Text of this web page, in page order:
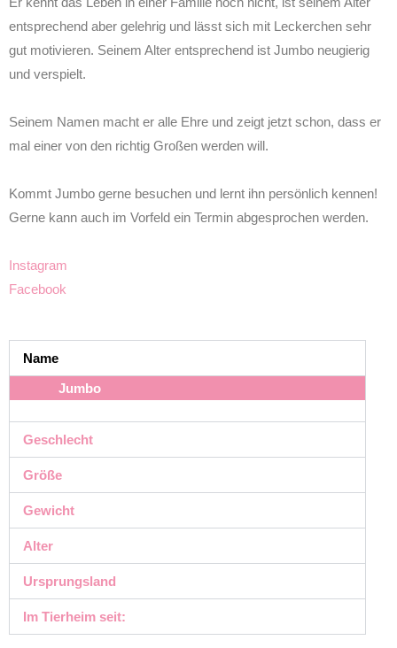
entsprechend aber gelehrig und lässt sich mit Leckerchen sehr
gut motivieren. Seinem Alter entsprechend ist Jumbo neugierig
und verspielt.
Seinem Namen macht er alle Ehre und zeigt jetzt schon, dass er
mal einer von den richtig Großen werden will.
Kommt Jumbo gerne besuchen und lernt ihn persönlich kennen!
Gerne kann auch im Vorfeld ein Termin abgesprochen werden.
Instagram
Facebook
Name
Jumbo
Geschlecht
Größe
Gewicht
Alter
Ursprungsland
Im Tierheim seit: